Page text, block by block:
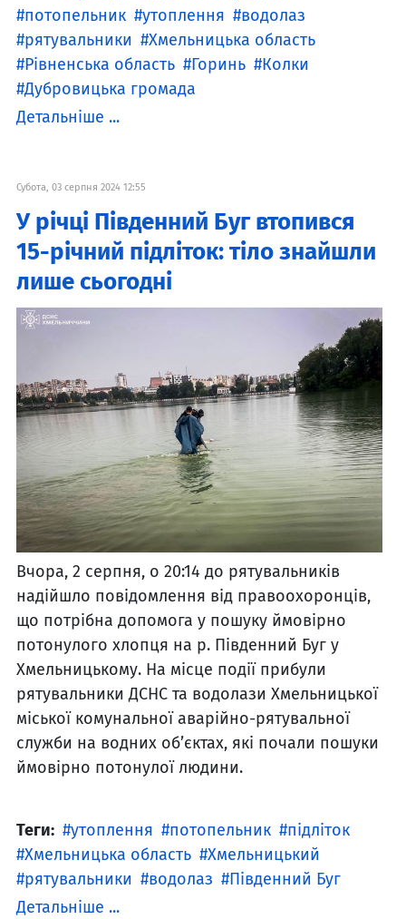
потопельник
утоплення
водолаз
рятувальники
Хмельницька область
Рівненська область
Горинь
Колки
Дубровицька громада
Детальніше ...
Субота, 03 серпня 2024 12:55
У річці Південний Буг втопився
15-річний підліток: тіло знайшли
лише сьогодні
Вчора, 2 серпня, о 20:14 до рятувальників
надійшло повідомлення від правоохоронців,
що потрібна допомога у пошуку ймовірно
потонулого хлопця на р. Південний Буг у
Хмельницькому. На місце події прибули
рятувальники ДСНС та водолази Хмельницької
міської комунальної аварійно-рятувальної
служби на водних об’єктах, які почали пошуки
ймовірно потонулої людини.
Теги: утоплення потопельник
підліток
Хмельницька область
Хмельницький
рятувальники
водолаз
Південний Буг
Детальніше ...